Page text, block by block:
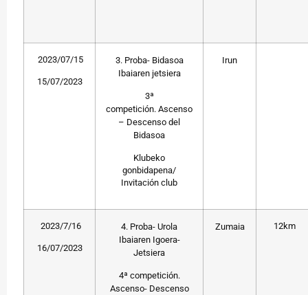
2023/07/15
15/07/2023
3. Proba- Bidasoa
Ibaiaren jetsiera
3ª
competición. Ascenso
– Descenso del
Bidasoa
Klubeko
gonbidapena/
Invitación club
Irun
2023/7/16
16/07/2023
4. Proba- Urola
Ibaiaren Igoera-
Jetsiera
4ª competición.
Ascenso- Descenso
Zumaia 12km